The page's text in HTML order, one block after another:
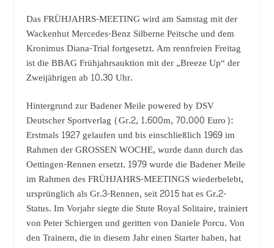
Das FRÜHJAHRS-MEETING wird am Samstag mit der
Wackenhut Mercedes-Benz Silberne Peitsche und dem
Kronimus Diana-Trial fortgesetzt. Am rennfreien Freitag
ist die BBAG Frühjahrsauktion mit der „Breeze Up“ der
Zweijährigen ab 10.30 Uhr.
Hintergrund zur Badener Meile powered by DSV
Deutscher Sportverlag (Gr.2, 1.600m, 70.000 Euro):
Erstmals 1927 gelaufen und bis einschließlich 1969 im
Rahmen der GROSSEN WOCHE, wurde dann durch das
Oettingen-Rennen ersetzt. 1979 wurde die Badener Meile
im Rahmen des FRÜHJAHRS-MEETINGS wiederbelebt,
ursprünglich als Gr.3-Rennen, seit 2015 hat es Gr.2-
Status. Im Vorjahr siegte die Stute Royal Solitaire, trainiert
von Peter Schiergen und geritten von Daniele Porcu. Von
den Trainern, die in diesem Jahr einen Starter haben, hat